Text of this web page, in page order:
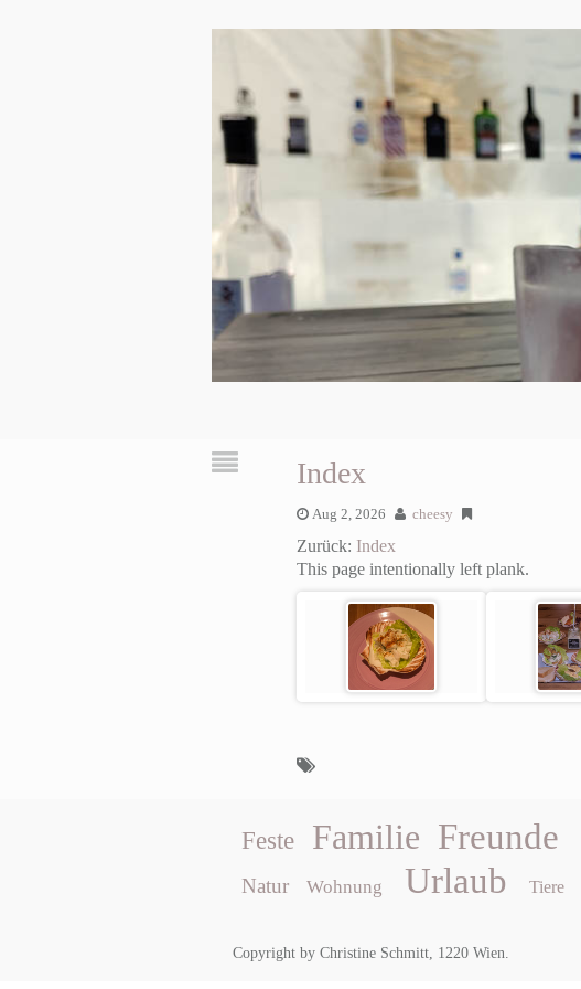
Index
Aug 2, 2026 cheesy
Zurück: Index
This page intentionally left plank.
Feste Familie Freunde
Natur Wohnung Urlaub Tiere
Copyright by Christine Schmitt, 1220 Wien.